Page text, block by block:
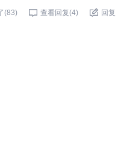
(83) 查看回复(4) 回复